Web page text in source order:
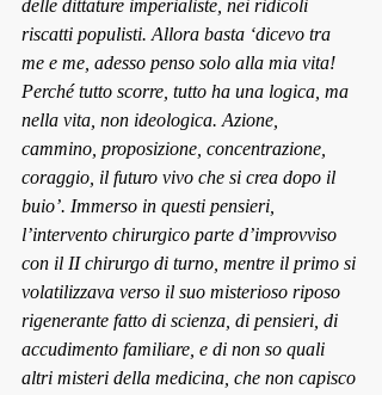
delle dittature imperialiste, nei ridicoli
riscatti populisti. Allora basta ‘dicevo tra
me e me, adesso penso solo alla mia vita!
Perché tutto scorre, tutto ha una logica, ma
nella vita, non ideologica. Azione,
cammino, proposizione, concentrazione,
coraggio, il futuro vivo che si crea dopo il
buio’. Immerso in questi pensieri,
l’intervento chirurgico parte d’improvviso
con il II chirurgo di turno, mentre il primo si
volatilizzava verso il suo misterioso riposo
rigenerante fatto di scienza, di pensieri, di
accudimento familiare, e di non so quali
altri misteri della medicina, che non capisco